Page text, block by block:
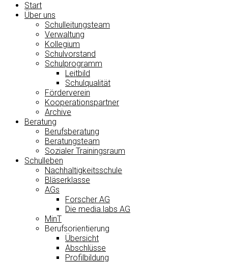
Start
Über uns
Schulleitungsteam
Verwaltung
Kollegium
Schulvorstand
Schulprogramm
Leitbild
Schulqualität
Förderverein
Kooperationspartner
Archive
Beratung
Berufsberatung
Beratungsteam
Sozialer Trainingsraum
Schulleben
Nachhaltigkeitsschule
Bläserklasse
AGs
Forscher AG
Die media.labs AG
MinT
Berufsorientierung
Übersicht
Abschlüsse
Profilbildung